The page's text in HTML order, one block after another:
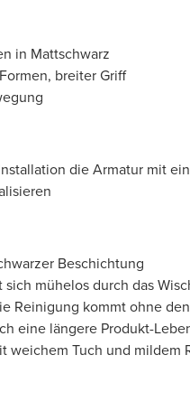
in Mattschwarz
breiter Griff
die Armatur mit
Beschichtung
sich mühelos durch das
Reinigung kommt ohne
eine längere Produkt-
weichem Tuch und mildem